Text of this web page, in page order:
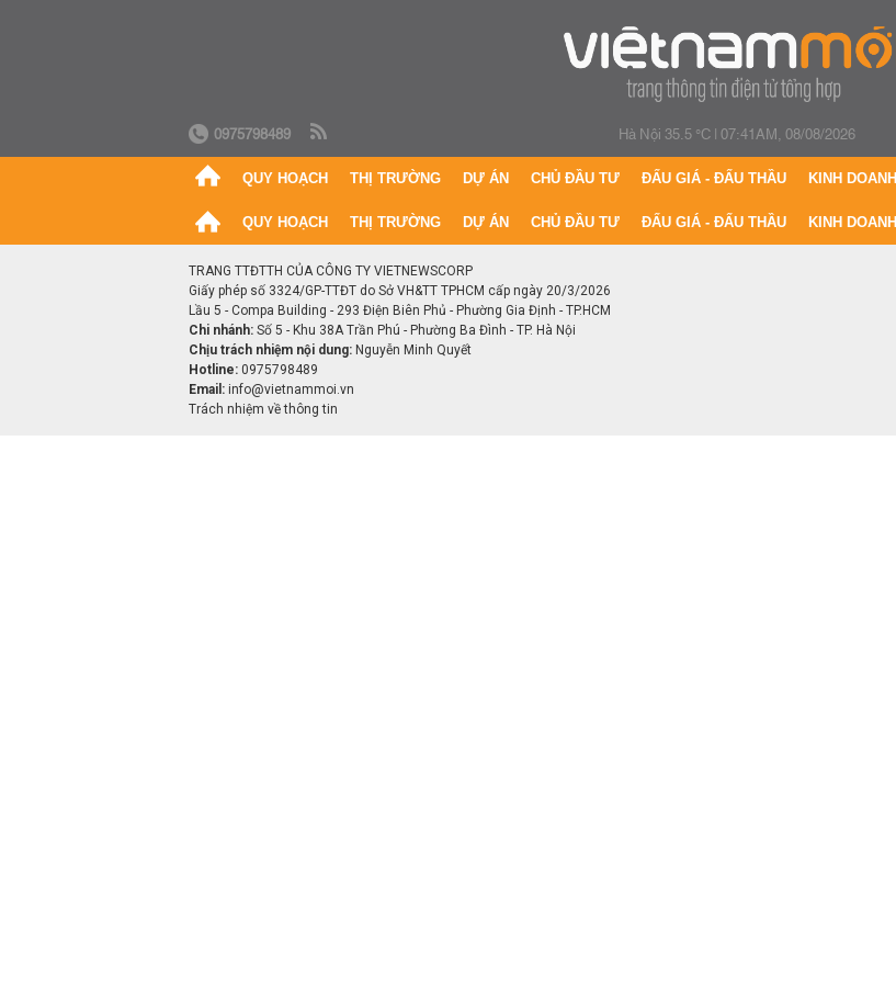
0975798489 Hà Nội 35.5 °C|07:41AM, 08/08/2026
QUY HOẠCH THỊ TRƯỜNG DỰ ÁN CHỦ ĐẦU TƯ ĐẤU GIÁ - ĐẤU THẦU KINH DOANH
QUY HOẠCH THỊ TRƯỜNG DỰ ÁN CHỦ ĐẦU TƯ ĐẤU GIÁ - ĐẤU THẦU KINH DOANH
TRANG TTĐTTH CỦA CÔNG TY VIETNEWSCORP
Giấy phép số 3324/GP-TTĐT do Sở VH&TT TPHCM cấp ngày 20/3/2026
Lầu 5 - Compa Building - 293 Điện Biên Phủ - Phường Gia Định - TP.HCM
Chi nhánh: Số 5 - Khu 38A Trần Phú - Phường Ba Đình - TP. Hà Nội
Chịu trách nhiệm nội dung: Nguyễn Minh Quyết
Hotline: 0975798489
Email: info@vietnammoi.vn
Trách nhiệm về thông tin